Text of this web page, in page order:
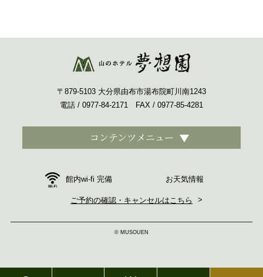
コンテンツメニュー
館内wi-fi 完備 お天気情報
ご予約の確認・キャンセルはこちら
〒879-5103 大分県由布市湯布院町川南1243
電話 / 0977-84-2171 FAX / 0977-85-4281
© MUSOUEN